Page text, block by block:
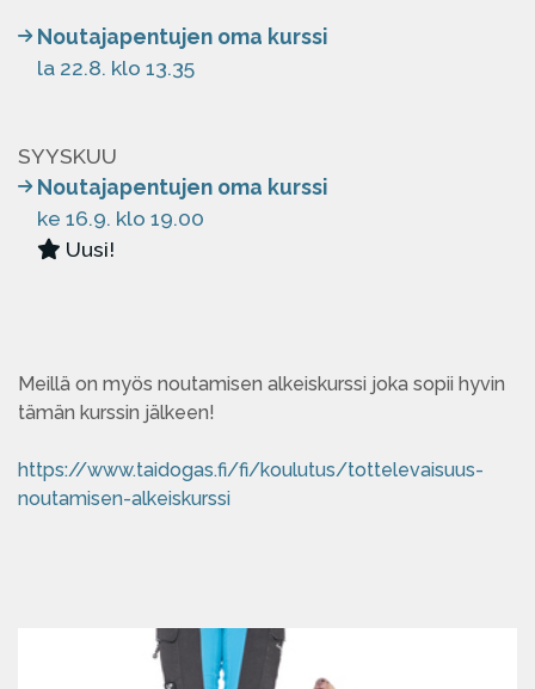
Noutajapentujen oma kurssi
la 22.8. klo 13.35
SYYSKUU
Noutajapentujen oma kurssi
ke 16.9. klo 19.00
Uusi!
Meillä on myös noutamisen alkeiskurssi joka sopii hyvin
tämän kurssin jälkeen!
https://www.taidogas.fi/fi/koulutus/tottelevaisuus-
noutamisen-alkeiskurssi